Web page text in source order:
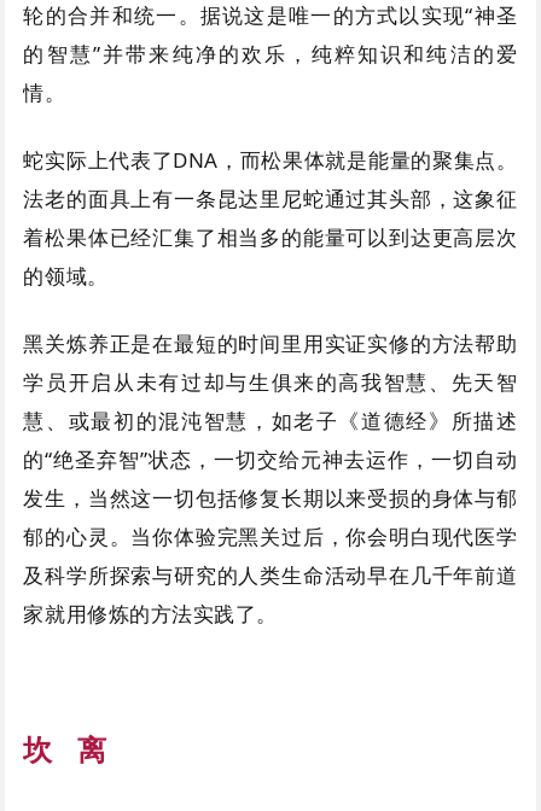
轮的合并和统一。据说这是唯一的方式以实现“神圣
的智慧”并带来纯净的欢乐，纯粹知识和纯洁的爱
情。
蛇实际上代表了DNA，而松果体就是能量的聚集点。
法老的面具上有一条昆达里尼蛇通过其头部，这象征
着松果体已经汇集了相当多的能量可以到达更高层次
的领域。
黑关炼养正是在最短的时间里用实证实修的方法帮助
学员开启从未有过却与生俱来的高我智慧、先天智
慧、或最初的混沌智慧，如老子《道德经》所描述
的“绝圣弃智”状态，一切交给元神去运作，一切自动
发生，当然这一切包括修复长期以来受损的身体与郁
郁的心灵。当你体验完黑关过后，你会明白现代医学
及科学所探索与研究的人类生命活动早在几千年前道
家就用修炼的方法实践了。
坎 离